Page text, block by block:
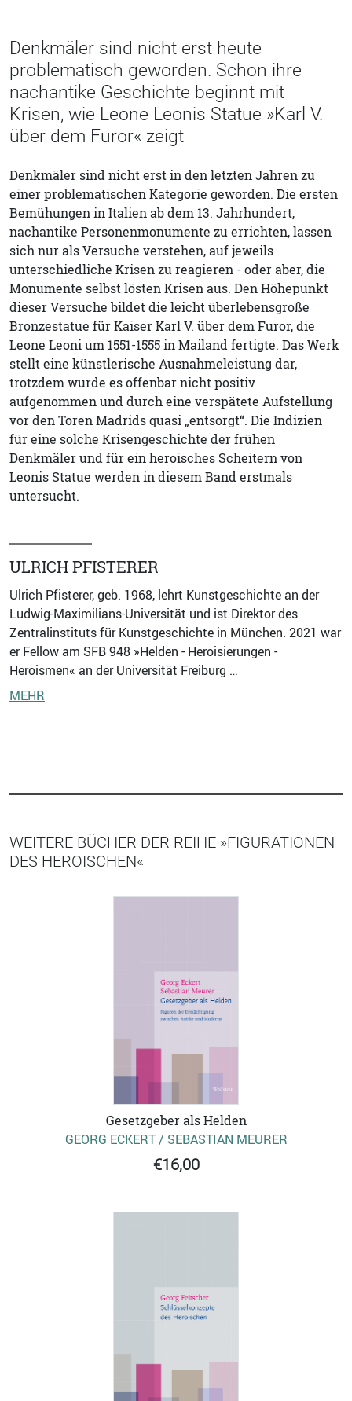
Denkmäler sind nicht erst heute
problematisch geworden. Schon ihre
nachantike Geschichte beginnt mit
Krisen, wie Leone Leonis Statue »Karl V.
über dem Furor« zeigt
Denkmäler sind nicht erst in den letzten Jahren zu
einer problematischen Kategorie geworden. Die ersten
Bemühungen in Italien ab dem 13. Jahrhundert,
nachantike Personenmonumente zu errichten, lassen
sich nur als Versuche verstehen, auf jeweils
unterschiedliche Krisen zu reagieren - oder aber, die
Monumente selbst lösten Krisen aus. Den Höhepunkt
dieser Versuche bildet die leicht überlebensgroße
Bronzestatue für Kaiser Karl V. über dem Furor, die
Leone Leoni um 1551-1555 in Mailand fertigte. Das Werk
stellt eine künstlerische Ausnahmeleistung dar,
trotzdem wurde es offenbar nicht positiv
aufgenommen und durch eine verspätete Aufstellung
vor den Toren Madrids quasi „entsorgt“. Die Indizien
für eine solche Krisengeschichte der frühen
Denkmäler und für ein heroisches Scheitern von
Leonis Statue werden in diesem Band erstmals
untersucht.
ULRICH PFISTERER
Ulrich Pfisterer, geb. 1968, lehrt Kunstgeschichte an der
Ludwig-Maximilians-Universität und ist Direktor des
Zentralinstituts für Kunstgeschichte in München. 2021 war
er Fellow am SFB 948 »Helden - Heroisierungen -
Heroismen« an der Universität Freiburg …
MEHR
WEITERE BÜCHER DER REIHE »FIGURATIONEN
DES HEROISCHEN«
Gesetzgeber als Helden
GEORG ECKERT / SEBASTIAN MEURER
€16,00